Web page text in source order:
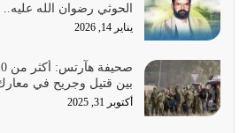
هل نحن من الصالحين؟ قيِّم نفسك هنا
وأعرض نفسك، وأعرض ما لديك على…
يوليو 27, 2026
عندما يكون عدوك هو عدو الله معناه
فيه كثيرة وسينصرك الله عليه إذا…
الحوثي رضوان الله
يناير 14, 2026
بين قتيل وجريح في
أكتوبر 31, 2025